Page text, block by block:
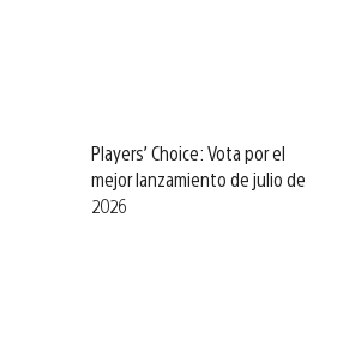
Players’ Choice: Vota por el
mejor lanzamiento de julio de
2026